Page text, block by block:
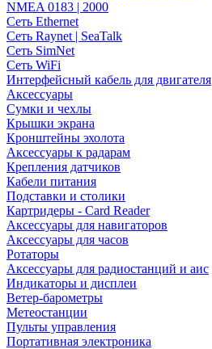
NMEA 0183 | 2000
Сеть Ethernet
Сеть Raynet | SeaTalk
Сеть SimNet
Сеть WiFi
Интерфейсный кабель для двигателя
Аксессуары
Сумки и чехлы
Крышки экрана
Кронштейны эхолота
Аксессуары к радарам
Крепления датчиков
Кабели питания
Подставки и столики
Картридеры - Card Reader
Аксессуары для навигаторов
Аксессуары для часов
Ротаторы
Аксессуары для радиостанций и аис
Индикаторы и дисплеи
Ветер-барометры
Метеостанции
Пульты управления
Портативная электроника